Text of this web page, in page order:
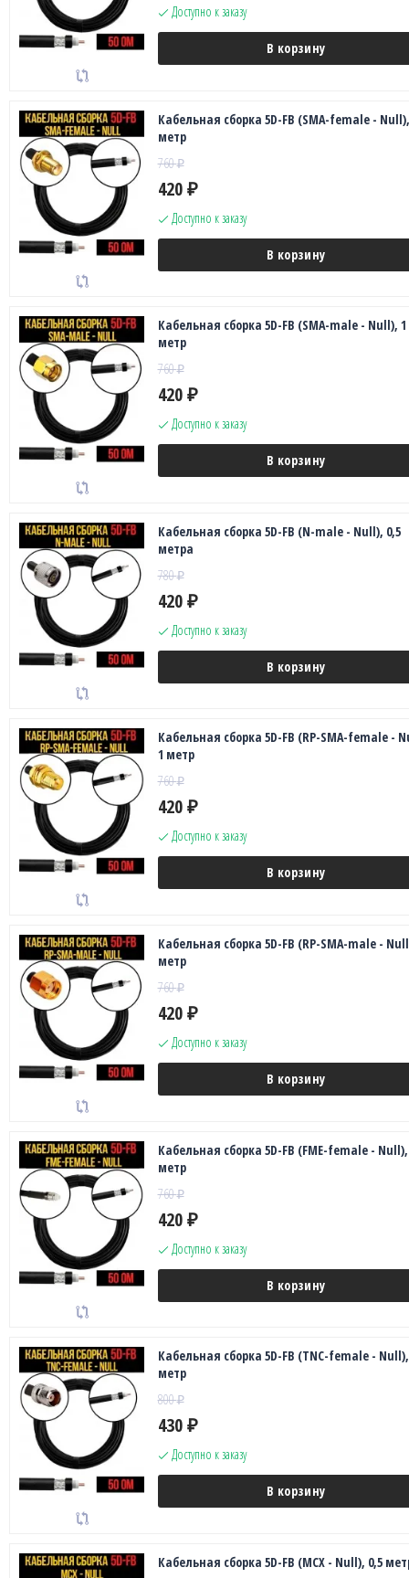
Доступно к заказу
В корзину
Кабельная сборка 5D-FB (SMA-female -
метр
760₽
420 ₽
Доступно к заказу
В корзину
Кабельная сборка 5D-FB (SMA-male - Null), 1
метр
760₽
420 ₽
Доступно к заказу
В корзину
Кабельная сборка 5D-FB (N-male - Null), 0,5
метра
780₽
420 ₽
Доступно к заказу
В корзину
Кабельная сборка 5D-FB (RP-SMA-female -
1 метр
760₽
420 ₽
Доступно к заказу
В корзину
Кабельная сборка 5D-FB (RP-SMA-male -
метр
760₽
420 ₽
Доступно к заказу
В корзину
Кабельная сборка 5D-FB (FME-female - Null),
метр
760₽
420 ₽
Доступно к заказу
В корзину
Кабельная сборка 5D-FB (TNC-female -
метр
800₽
430 ₽
Доступно к заказу
В корзину
Кабельная сборка 5D-FB (MCX - Null), 0,5